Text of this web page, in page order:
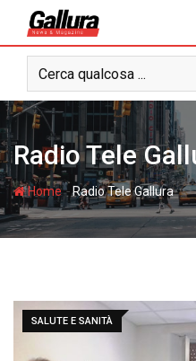
t
o
c
o
n
t
e
Radio Tele
Home-Radio Tele Gallura
SALUTE E SANITÀ